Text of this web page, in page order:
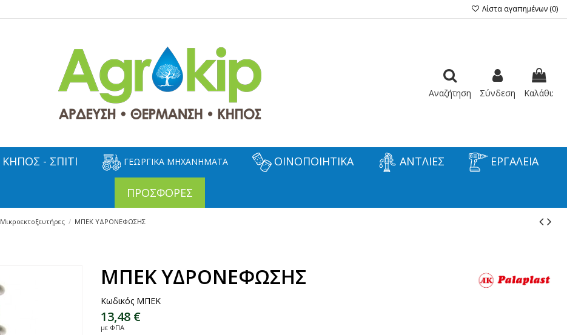
Λίστα αγαπημένων (0)
Αναζήτηση Σύνδεση Καλάθι:
ΚΗΠΟΣ - ΣΠΙΤΙ ΓΕΩΡΓΙΚΑ ΜΗΧΑΝΗΜΑΤΑ ΟΙΝΟΠΟΙΗΤΙΚΑ ΑΝΤΛΙΕΣ ΕΡΓΑΛΕΙΑ
ΠΡΟΣΦΟΡΕΣ
Μικροεκτοξευτήρες ΜΠΕΚ ΥΔΡΟΝΕΦΩΣΗΣ
ΜΠΕΚ ΥΔΡΟΝΕΦΩΣΗΣ
Κωδικός ΜΠΕΚ
13,48 €
με ΦΠΑ